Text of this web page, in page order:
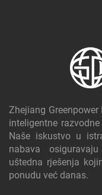
Zhejiang
inteligentne
Naše iskustvo u
nabava
uštedna rješenja
ponudu već danas.